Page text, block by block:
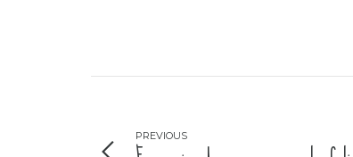
PREVIOUS